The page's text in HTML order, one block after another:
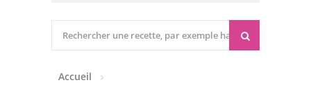
Entrées Froides
Accueil